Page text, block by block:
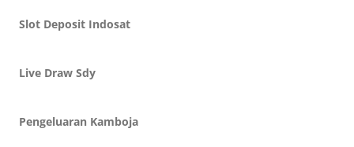
Slot Deposit Indosat
Live Draw Sdy
Pengeluaran Kamboja